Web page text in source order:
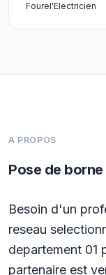
Fourel'Electricien
A PROPOS
Pose de
Besoin d'un
reseau
departement 01
partenaire est